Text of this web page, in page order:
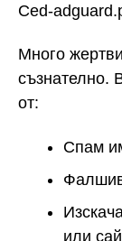
Ced-
Много
съзнателно.
от:
Спам
или